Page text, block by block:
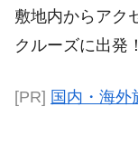
敷地内からアク
クルーズに出発
[PR] 国内・海外